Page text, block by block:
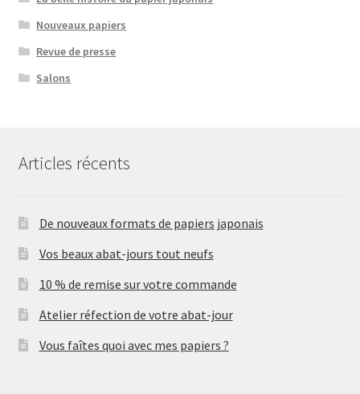
Nouveaux papiers
Revue de presse
Salons
Articles récents
De nouveaux formats de papiers japonais
Vos beaux abat-jours tout neufs
10 % de remise sur votre commande
Atelier réfection de votre abat-jour
Vous faîtes quoi avec mes papiers ?